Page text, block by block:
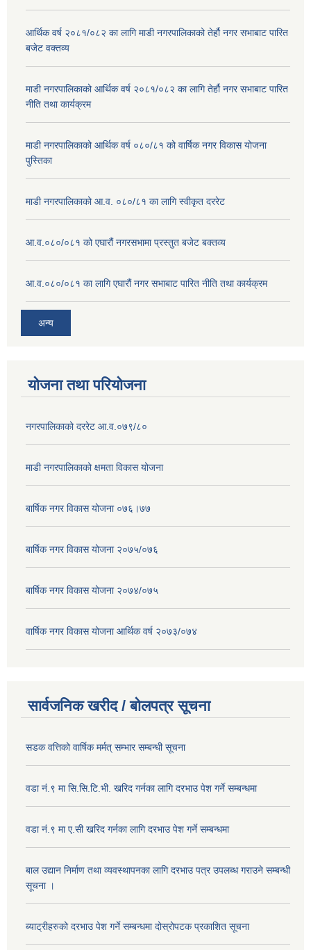
आर्थिक वर्ष २०८१/०८२ का लागि माडी नगरपालिकाको तेर्हौ नगर सभाबाट पारित
बजेट वक्तव्य
माडी नगरपालिकाको आर्थिक वर्ष २०८१/०८२ का लागि तेर्हौ नगर सभाबाट पारित
नीति तथा कार्यक्रम
माडी नगरपालिकाको आर्थिक वर्ष ०८०/८१ को वार्षिक नगर विकास योजना
पुस्तिका
माडी नगरपालिकाको आ.व. ०८०/८१ का लागि स्वीकृत दररेट
आ.व.०८०/०८१ को एघारौं नगरसभामा प्रस्तुत बजेट बक्तव्य
आ.व.०८०/०८१ का लागि एघारौं नगर सभाबाट पारित नीति तथा कार्यक्रम
अन्य
योजना तथा परियोजना
नगरपालिकाको दररेट आ.व.०७९/८०
माडी नगरपालिकाको क्षमता विकास योजना
बार्षिक नगर विकास योजना ०७६।७७
बार्षिक नगर विकास योजना २०७५/०७६
बार्षिक नगर विकास योजना २०७४/०७५
वार्षिक नगर विकास योजना आर्थिक वर्ष २०७३/०७४
सार्वजनिक खरीद / बोलपत्र सूचना
सडक वत्तिको वार्षिक मर्मत् सम्भार सम्बन्धी सूचना
वडा नं.९ मा सि.सि.टि.भी. खरिद गर्नका लागि दरभाउ पेश गर्ने सम्बन्धमा
वडा नं.९ मा ए.सी खरिद गर्नका लागि दरभाउ पेश गर्ने सम्बन्धमा
बाल उद्यान निर्माण तथा व्यवस्थापनका लागि दरभाउ पत्र उपलब्ध गराउने सम्बन्धी
सूचना ।
ब्याट्रीहरुको दरभाउ पेश गर्ने सम्बन्धमा दोस्रोपटक प्रकाशित सूचना